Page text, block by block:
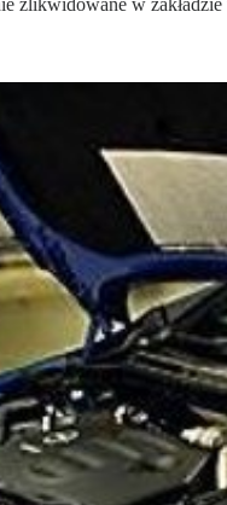
zlikwidowane w